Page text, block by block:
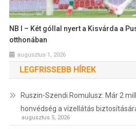
NB I – Két góllal nyert a Kisvárda a
otthonában
augusztus 1, 2026
LEGFRISSEBB HÍREK
Ruszin-Szendi Romulusz: Már 2
honvédség a vízellátás
augusztus 5, 2026